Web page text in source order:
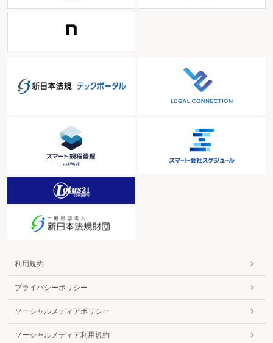
利用規約
プライバシーポリシー
ソーシャルメディアポリシー
ソーシャルメディア利用規約